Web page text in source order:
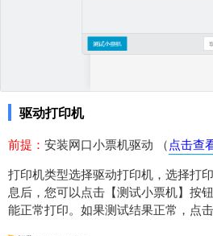
驱动打印机
前提： 安装网口小票机驱动 （点击查
打印机类型选择驱动打印机，选择打
息后，您可以点击【测试小票机】按
能正常打印。如果测试结果正常，点击